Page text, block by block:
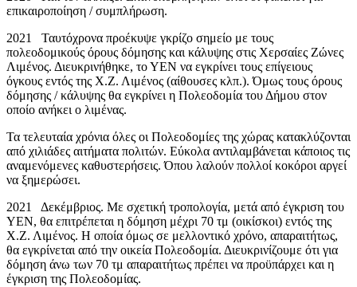
επικαιροποίηση / συμπλήρωση.
2021 Ταυτόχρονα προέκυψε γκρίζο σημείο με τους
πολεοδομικούς όρους δόμησης και κάλυψης στις Χερσαίες Ζώνες
Λιμένος. Διευκρινήθηκε, το ΥΕΝ να εγκρίνει τους επίγειους
όγκους εντός της Χ.Ζ. Λιμένος (αίθουσες κλπ.). Όμως τους όρους
δόμησης / κάλυψης θα εγκρίνει η Πολεοδομία του Δήμου στον
οποίο ανήκει ο λιμένας.
Τα τελευταία χρόνια όλες οι Πολεοδομίες της χώρας κατακλύζονται
από χιλιάδες αιτήματα πολιτών. Εύκολα αντιλαμβάνεται κάποιος τις
αναμενόμενες καθυστερήσεις. Όπου λαλούν πολλοί κοκόροι αργεί
να ξημερώσει.
2021 Δεκέμβριος. Με σχετική τροπολογία, μετά από έγκριση του
ΥΕΝ, θα επιτρέπεται η δόμηση μέχρι 70 τμ (οικίσκοι) εντός της
Χ.Ζ. Λιμένος. Η οποία όμως σε μελλοντικό χρόνο, απαραιτήτως,
θα εγκρίνεται από την οικεία Πολεοδομία. Διευκρινίζουμε ότι για
δόμηση άνω των 70 τμ απαραιτήτως πρέπει να προϋπάρχει και η
έγκριση της Πολεοδομίας.